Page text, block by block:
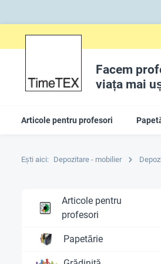
Facem
viața mai
Articole pentru profesori
Ești aici: Depozitare - mobilier
Articole pentru
profesori
Papetărie